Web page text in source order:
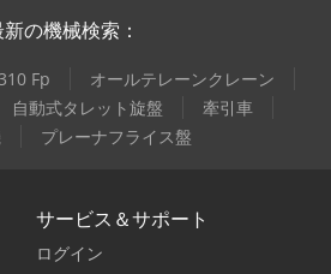
の機械検索：
Fp
オールテレーンクレーン
自動式タレット旋盤
牽引車
プレーナフライス盤
サービス＆サポート
ログイン